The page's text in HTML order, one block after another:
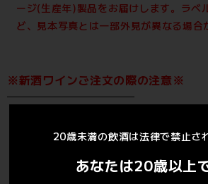
20歳未満の飲酒は法律で禁止さ
あなたは20歳以上
ージ(生産年)製品をお届けします。ラベ
ど、見本写真とは一部外見が異なる場合
※新酒ワインご注文の際の注意※
た場合は、発売日が一番遅いワインに合
※発売日は、商品名や各商品ページをご